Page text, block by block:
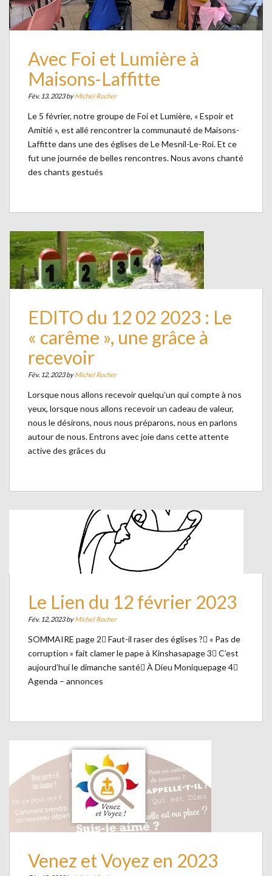
Avec Foi et Lumière à
Maisons-Laffitte
Fév. 13, 2023 byMichel Rocher
Le 5 février, notre groupe de Foi et Lumière, « Espoir et
Amitié », est allé rencontrer la communauté de Maisons-
Laffitte dans une des églises de Le Mesnil-Le-Roi. Et ce
fut une journée de belles rencontres. Nous avons chanté
des chants gestués
EDITO du 12 02 2023 : Le
« carême », une grâce à
recevoir
Fév. 12, 2023 byMichel Rocher
Lorsque nous allons recevoir quelqu’un qui compte à nos
yeux, lorsque nous allons recevoir un cadeau de valeur,
nous le désirons, nous nous préparons, nous en parlons
autour de nous. Entrons avec joie dans cette attente
active des grâces du
Le Lien du 12 février 2023
Fév. 12, 2023 byMichel Rocher
SOMMAIRE page 2 Faut-il raser des églises ? « Pas de
corruption » fait clamer le pape à Kinshasapage 3 C’est
aujourd’hui le dimanche santé À Dieu Moniquepage 4
Agenda – annonces
Venez et Voyez en 2023